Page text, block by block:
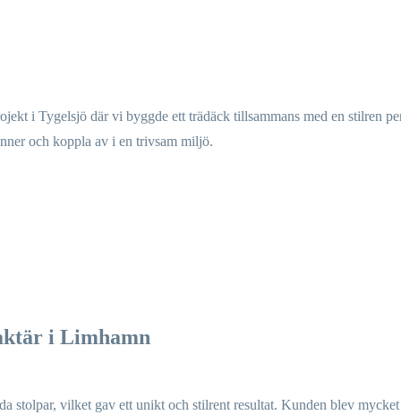
i Tygelsjö där vi byggde ett trädäck tillsammans med en stilren
och koppla av i en trivsam miljö.
i Limhamn
stolpar, vilket gav ett unikt och stilrent resultat. Kunden blev